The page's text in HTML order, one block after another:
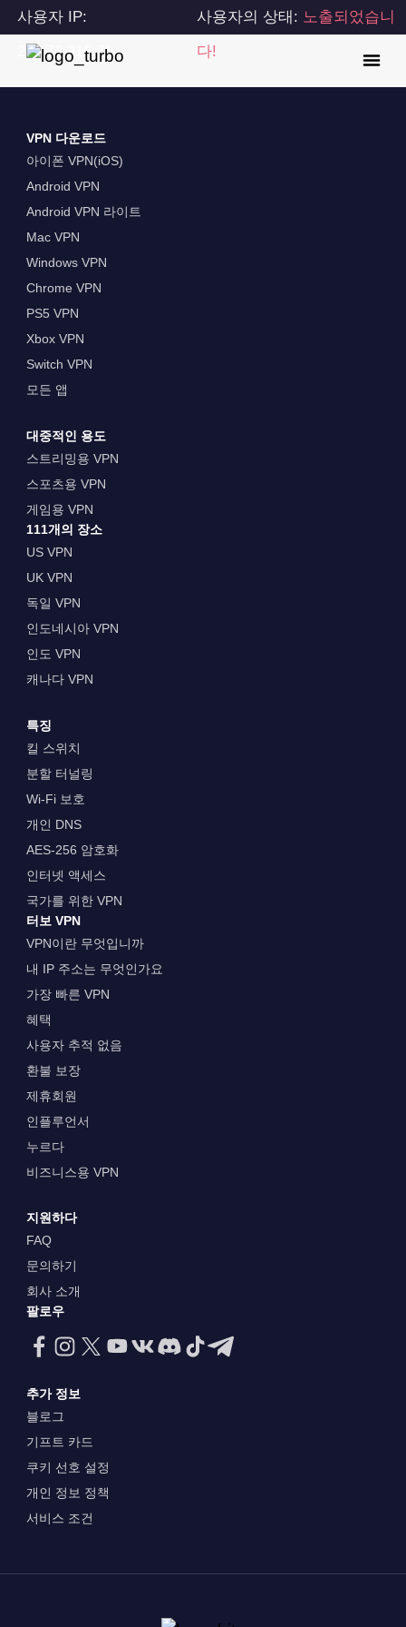
사용자 IP:
216.73.216.71
사용자의 상태: 노출되었습니
다!
VPN 다운로드
아이폰 VPN(iOS)
Android VPN
Android VPN 라이트
Mac VPN
Windows VPN
Chrome VPN
PS5 VPN
Xbox VPN
Switch VPN
모든 앱
대중적인 용도
스트리밍용 VPN
스포츠용 VPN
게임용 VPN
111개의 장소
US VPN
UK VPN
독일 VPN
인도네시아 VPN
인도 VPN
캐나다 VPN
특징
킬 스위치
분할 터널링
Wi-Fi 보호
개인 DNS
AES-256 암호화
인터넷 액세스
국가를 위한 VPN
터보 VPN
VPN이란 무엇입니까
내 IP 주소는 무엇인가요
가장 빠른 VPN
혜택
사용자 추적 없음
환불 보장
제휴회원
인플루언서
누르다
비즈니스용 VPN
지원하다
FAQ
문의하기
회사 소개
팔로우
추가 정보
블로그
기프트 카드
쿠키 선호 설정
개인 정보 정책
서비스 조건